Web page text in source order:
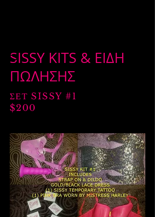
SISSY KITS & ΕΙΔΗ
ΠΩΛΗΣΗΣ
ΣΕΤ SISSY #1
$200